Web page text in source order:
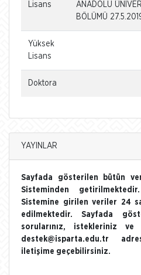
Lisans
ANADOLU
BÖLÜMÜ
Yüksek
Lisans
Doktora
YAYINLAR
Sayfada gösterilen bütün
Sisteminden
Sistemine girilen veriler 24
edilmektedir. Sayfada
sorularınız, istekleriniz
destek@isparta.edu.tr
iletişime geçebilirsiniz.